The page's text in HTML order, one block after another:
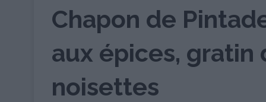
Chapon de
aux épices, gratin
noisettes